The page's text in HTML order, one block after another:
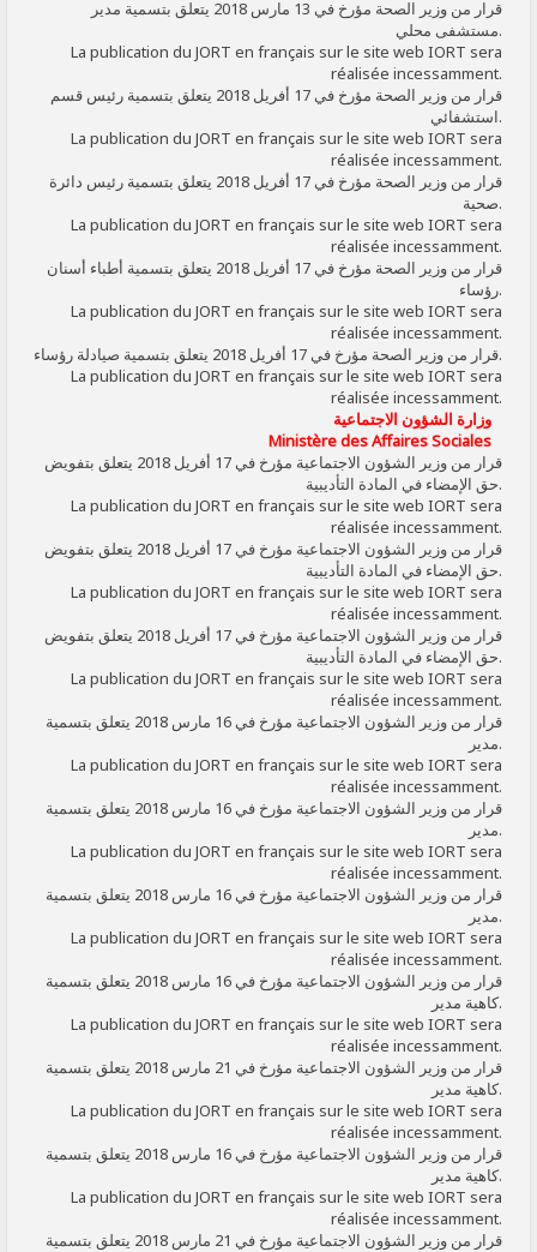
مستشفى محلي.
La publication du JORT en français sur le site web IORT sera
réalisée incessamment.
استشفائي.
La publication du JORT en français sur le site web IORT sera
réalisée incessamment.
صحية.
La publication du JORT en français sur le site web IORT sera
réalisée incessamment.
رؤساء.
La publication du JORT en français sur le site web IORT sera
réalisée incessamment.
قرار من وزير الصحة مؤرخ في 17 أفريل 2018 يتعلق بتسمية صيادلة رؤساء.
La publication du JORT en français sur le site web IORT sera
réalisée incessamment.
وزارة الشؤون الاجتماعية
Ministère des Affaires Sociales
حق الإمضاء في المادة التأديبية.
La publication du JORT en français sur le site web IORT sera
réalisée incessamment.
حق الإمضاء في المادة التأديبية.
La publication du JORT en français sur le site web IORT sera
réalisée incessamment.
حق الإمضاء في المادة التأديبية.
La publication du JORT en français sur le site web IORT sera
réalisée incessamment.
مدير.
La publication du JORT en français sur le site web IORT sera
réalisée incessamment.
مدير.
La publication du JORT en français sur le site web IORT sera
réalisée incessamment.
مدير.
La publication du JORT en français sur le site web IORT sera
réalisée incessamment.
كاهية مدير.
La publication du JORT en français sur le site web IORT sera
réalisée incessamment.
كاهية مدير.
La publication du JORT en français sur le site web IORT sera
réalisée incessamment.
كاهية مدير.
La publication du JORT en français sur le site web IORT sera
réalisée incessamment.